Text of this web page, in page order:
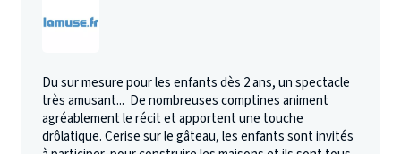
Du sur mesure pour les enfants dès 2 ans, un spectacle
très amusant... De nombreuses comptines animent
agréablement le récit et apportent une touche
drôlatique. Cerise sur le gâteau, les enfants sont invités